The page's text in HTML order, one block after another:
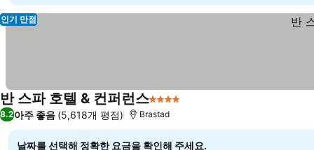
인기 만점
반 스파 호텔 & 컨퍼런스4 성급
8.2아주 좋음 (5,618개 평점) Brastad
날짜를 선택해 정확한 요금을 확인해 주세요.